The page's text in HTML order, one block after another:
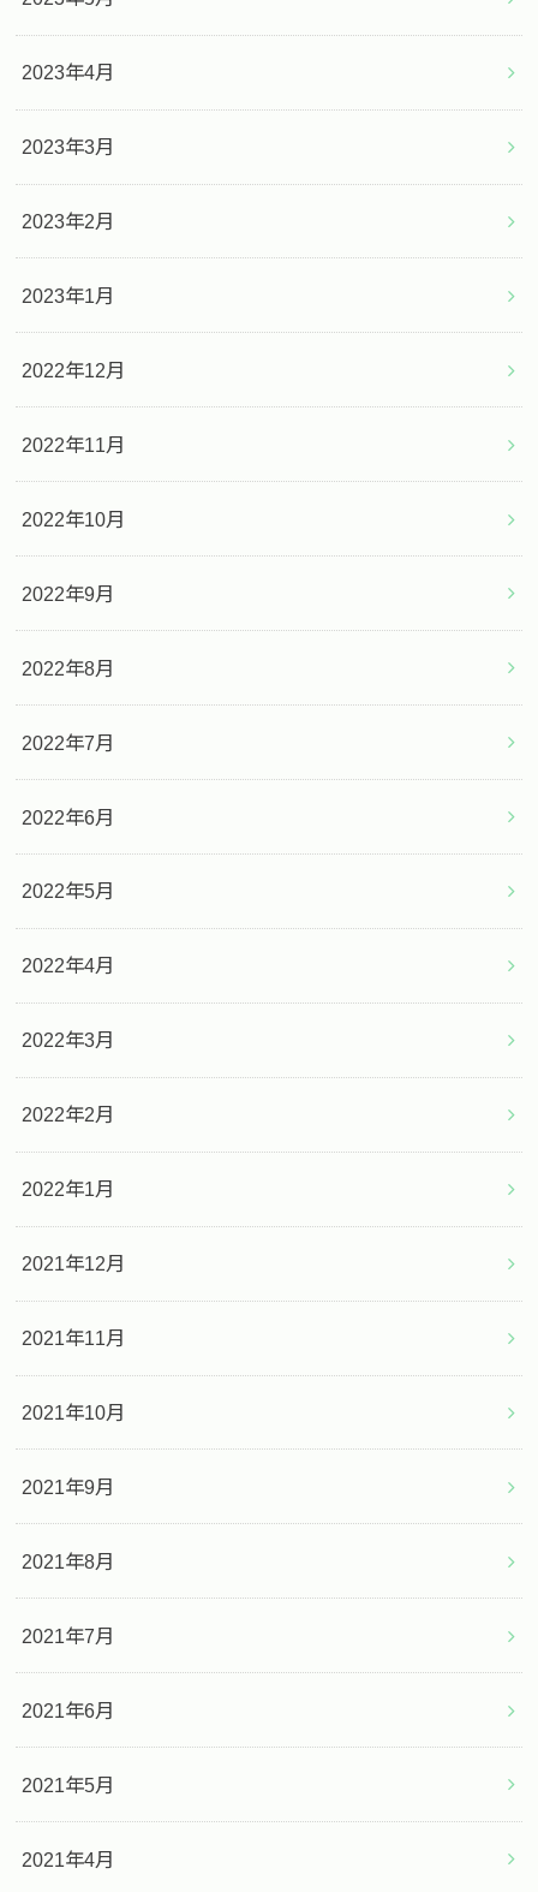
2023年4月
2023年3月
2023年2月
2023年1月
2022年12月
2022年11月
2022年10月
2022年9月
2022年8月
2022年7月
2022年6月
2022年5月
2022年4月
2022年3月
2022年2月
2022年1月
2021年12月
2021年11月
2021年10月
2021年9月
2021年8月
2021年7月
2021年6月
2021年5月
2021年4月